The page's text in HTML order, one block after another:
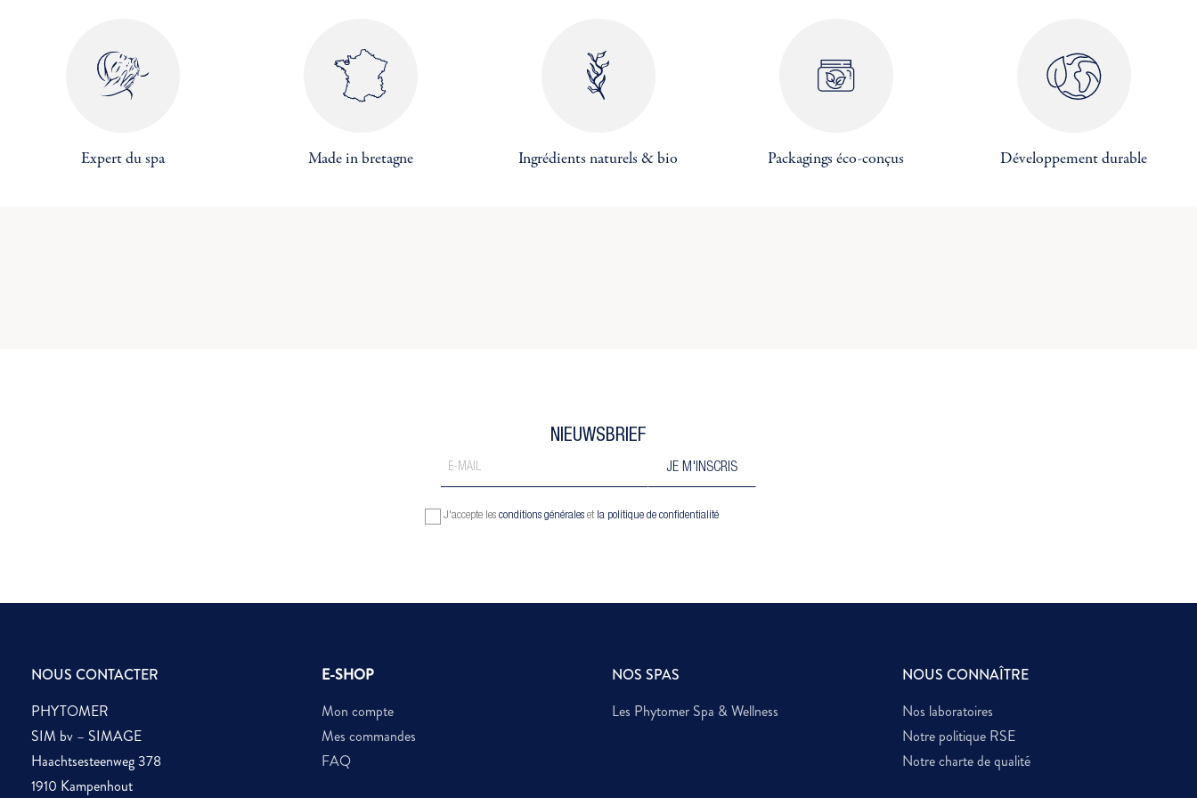
Annuler
Expert du spa Made in bretagne Ingrédients naturels & bio Packagings éco-conçus Développement durable
NIEUWSBRIEF
J'accepte lesconditions générales et la politique de confidentialité
NOUS CONTACTER
PHYTOMER
SIM bv – SIMAGE
Haachtsesteenweg 378
1910 Kampenhout
E-SHOP
Mon compte
Mes commandes
FAQ
NOS SPAS
Les Phytomer Spa & Wellness
NOUS CONNAÎTRE
Nos laboratoires
Notre politique RSE
Notre charte de qualité